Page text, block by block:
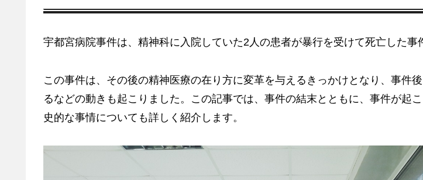
宇都宮病院事件は、精神科に入院していた2人の患者が暴行を受けて死亡した事
この事件は、その後の精神医療の在り方に変革を与えるきっかけとなり、事件
るなどの動きも起こりました。この記事では、事件の結末とともに、事件が起
史的な事情についても詳しく紹介します。